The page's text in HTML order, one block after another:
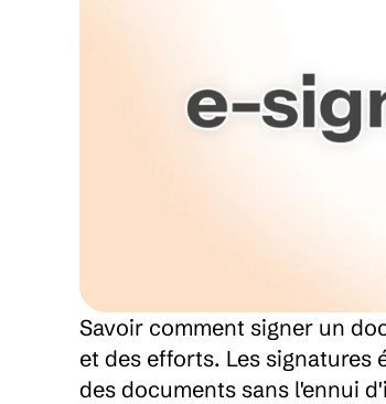
Savoir comment signer un
et des efforts. Les
des documents sans l'ennui